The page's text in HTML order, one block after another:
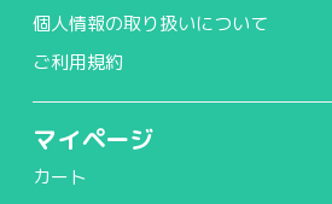
個人情報の取り扱いについて
ご利用規約
マイページ
カート